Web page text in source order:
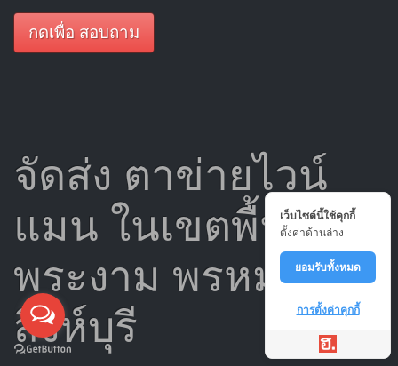
กดเพื่อ สอบถาม
จัดส่ง ตาข่ายไวน์
แมน ในเขตพื้นที่
พระงาม พรหมบุรี
สิงห์บุรี
เว็บไซต์นี้ใช้คุกกี้
ตั้งค่าด้านล่าง
ยอมรับทั้งหมด
การตั้งค่าคุกกี้